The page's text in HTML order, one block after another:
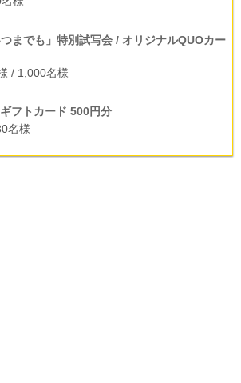
つまでも」特別試写会 / オリジナルQUOカー
/ 1,000名様
フトカード 500円分
名様